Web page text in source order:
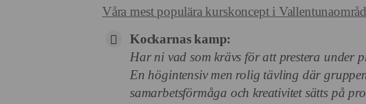
Våra mest populära kurskoncept i
Kockarnas kamp:
Har ni vad som krävs för att prestera under
En högintensiv men rolig tävling där
samarbetsförmåga och kreativitet sätts på